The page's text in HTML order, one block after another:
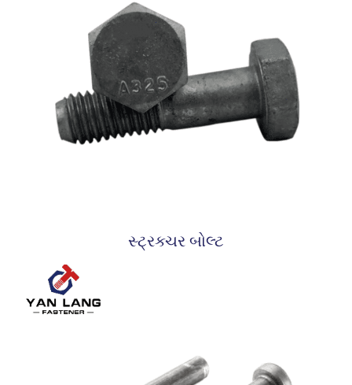
સ્ટ્રક્ચર બોલ્ટ